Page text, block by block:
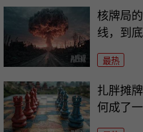
核牌局
线，到
最热
扎胖摊
何成了